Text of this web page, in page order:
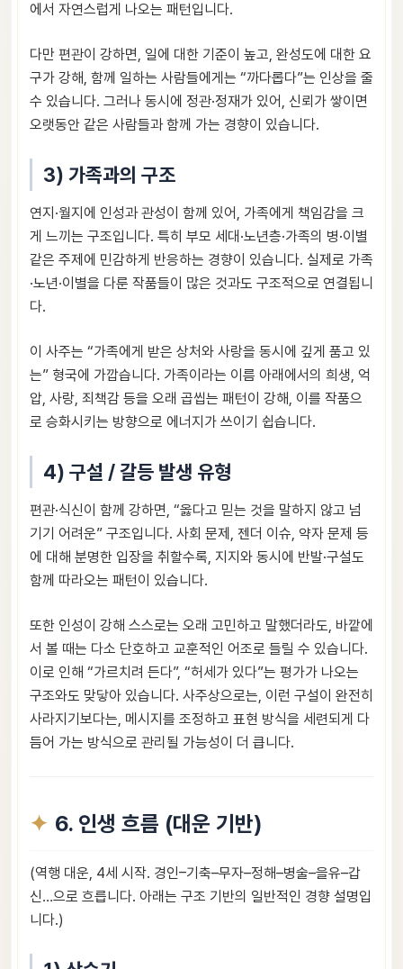
에서 자연스럽게 나오는 패턴입니다.
다만 편관이 강하면, 일에 대한 기준이 높고, 완성도에 대한 요
구가 강해, 함께 일하는 사람들에게는 “까다롭다”는 인상을 줄
수 있습니다. 그러나 동시에 정관·정재가 있어, 신뢰가 쌓이면
오랫동안 같은 사람들과 함께 가는 경향이 있습니다.
3) 가족과의 구조
연지·월지에 인성과 관성이 함께 있어, 가족에게 책임감을 크
게 느끼는 구조입니다. 특히 부모 세대·노년층·가족의 병·이별
같은 주제에 민감하게 반응하는 경향이 있습니다. 실제로 가족
·노년·이별을 다룬 작품들이 많은 것과도 구조적으로 연결됩니
다.
이 사주는 “가족에게 받은 상처와 사랑을 동시에 깊게 품고 있
는” 형국에 가깝습니다. 가족이라는 이름 아래에서의 희생, 억
압, 사랑, 죄책감 등을 오래 곱씹는 패턴이 강해, 이를 작품으
로 승화시키는 방향으로 에너지가 쓰이기 쉽습니다.
4) 구설 / 갈등 발생 유형
편관·식신이 함께 강하면, “옳다고 믿는 것을 말하지 않고 넘
기기 어려운” 구조입니다. 사회 문제, 젠더 이슈, 약자 문제 등
에 대해 분명한 입장을 취할수록, 지지와 동시에 반발·구설도
함께 따라오는 패턴이 있습니다.
또한 인성이 강해 스스로는 오래 고민하고 말했더라도, 바깥에
서 볼 때는 다소 단호하고 교훈적인 어조로 들릴 수 있습니다.
이로 인해 “가르치려 든다”, “허세가 있다”는 평가가 나오는
구조와도 맞닿아 있습니다. 사주상으로는, 이런 구설이 완전히
사라지기보다는, 메시지를 조정하고 표현 방식을 세련되게 다
듬어 가는 방식으로 관리될 가능성이 더 큽니다.
6. 인생 흐름 (대운 기반)
(역행 대운, 4세 시작. 경인–기축–무자–정해–병술–을유–갑
신…으로 흐릅니다. 아래는 구조 기반의 일반적인 경향 설명입
니다.)